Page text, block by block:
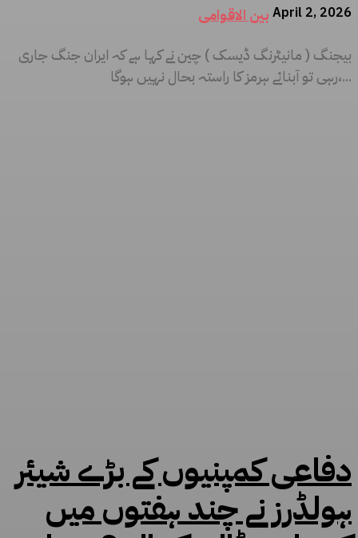
بین الاقوامی April 2, 2026
بیجنگ ( مانیٹرنگ ڈیسک ) چین نے کہا ہے کہ ایران جنگ جاری
رہی تو آبنائے ہرمز کا راستہ بحال نہیں ہوگا،...
دفاعی کمپنیوں کے بڑے شیئر
ہولڈرز نے چند ہفتوں میں